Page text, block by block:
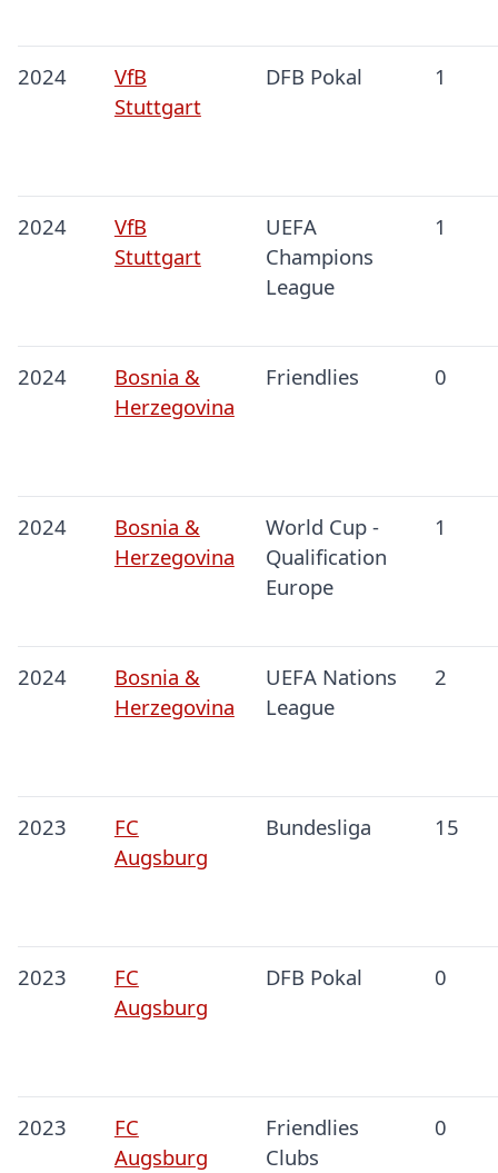
2024
VfB
Stuttgart
DFB Pokal 1
2024
VfB
Stuttgart
UEFA
Champions
League
1
2024
Bosnia &
Herzegovina
Friendlies 0
2024
Bosnia &
Herzegovina
World Cup -
Qualification
Europe
1
2024
Bosnia &
Herzegovina
UEFA Nations
League
2
2023
FC
Augsburg
Bundesliga 15
2023
FC
Augsburg
DFB Pokal 0
2023
FC
Augsburg
Friendlies
Clubs
0